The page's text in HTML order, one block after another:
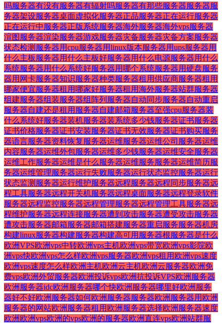
吗服务器有没有服务器有辐射吗服务器有那些服务器服务器服
务器架设服务器桌面虚拟化服务器正品服务器正在运行服务器
正在运行中 服务器正版系统服务器海外服务器海外vps服务器
渲图 服务器渲染服务器游戏服务器灾备服务器灾备方案服务器
状态检测 服务器用cpu服务器用linux版本服务器用ups服务器用
什么主板 服务器用什么主板好服务器用什么电源服务器用什么
系统服务器用什么系统好服务器用哪个系统服务器用硬盘服务
器用网卡服务器知识服务器种类服务器租用供应商服务器租用
哪家便宜服务器租用哪家好服务器租用海外服务器站群服务器
组建服务器组装服务器组阵列 服务器自动同步服务器自动重启
服务器自建还是租用 服务器自建邮箱服务器至强cpu服务器装
什么系统好服务器装机服务器装系统多少钱服务器证书服务器
证书价格服务器证书安装服务器证书无效服务器证书购买服务
器语言服务器资料恢复 服务器运维服务器运维公司 服务器运维
内容服务器运维外包服务器运维多少钱服务器运维安全服务器
运维工作服务器运维是什么 服务器运维服务服务器运维简历服
务器运维管理服务器运行失败服务器运行状态监控服务器运行
状态监测 服务器运行维护服务器远程服务器远程同步服务器远
程工具服务器远程开关机服务器远程桌面服务器远程登录软件
服务器远程监控服务器远程管理服务器远程管理工具服务器远
程维护服务器远程连接服务器遭到攻击服务器遭受攻击服务器
遭攻击服务器邮箱服务器邮箱搭建服务器重启服务服务器机房
构建linux服务器构建服务器构建高可用服务器根服务器是什么
欧洲VPS欧洲vps中转欧洲vps主机欧洲vps带宽欧洲vps影院欧
洲vps快欧洲vps怎么样欧洲vps服务器欧洲vps租用 欧洲vps速度
欧洲vps速度怎么样欧洲主机欧洲云主机欧洲云服务器欧洲免
费vps欧洲外贸服务器欧洲投诉vps欧洲抗投诉VPS欧洲服务器
欧洲服务器idc欧洲服务器哪个快欧洲服务器哪里好欧洲服务
器好不好欧洲服务器如何欧洲服务器服务器欧洲服务器用 欧洲
服务器的网站欧洲服务器租用 欧洲服务器选择欧洲服务器速度
欧洲欧洲vps欧洲的vps欧洲的服务器欧洲直连vps欧洲站群服